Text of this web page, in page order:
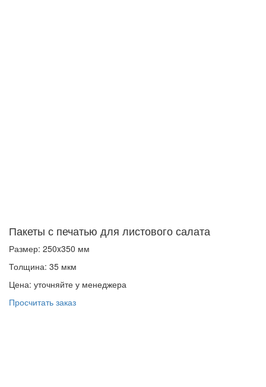
Пакеты с печатью для листового салата
Размер: 250x350 мм
Толщина: 35 мкм
Цена: уточняйте у менеджера
Просчитать заказ